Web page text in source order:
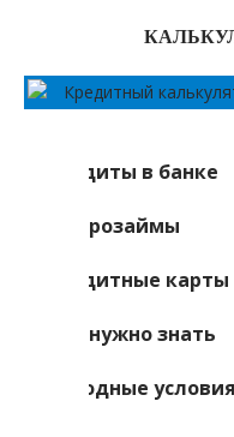
Кредиты в банке
Микрозаймы
Кредитные карты
Что нужно знать
Выгодные условия